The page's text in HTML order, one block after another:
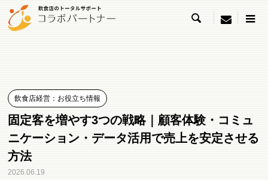
 menu
飲食店経営：お役立ち情報
固定客を増やす3つの戦略｜顧客体験・コミュ
ニケーション・データ活用で売上を安定させる
方法
2026.06.19